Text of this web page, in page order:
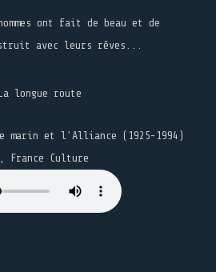
ont fait de beau et de
avec leurs rêves...
longue route
marin et l’Alliance (1925-1994)
France Culture